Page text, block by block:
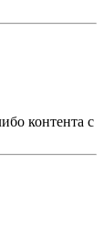
контента с